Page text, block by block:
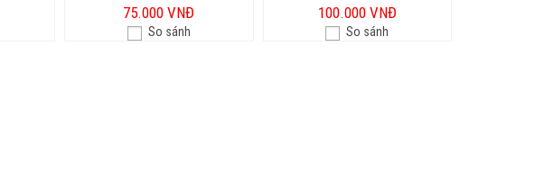
75.000 VNĐ
So sánh
100.000 VNĐ
So sánh